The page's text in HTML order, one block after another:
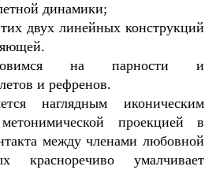
динамики;
двух линейных конструкций
на парности и
и рефренов.
наглядным иконическим
проекцией в
между членами любовной
умалчивает